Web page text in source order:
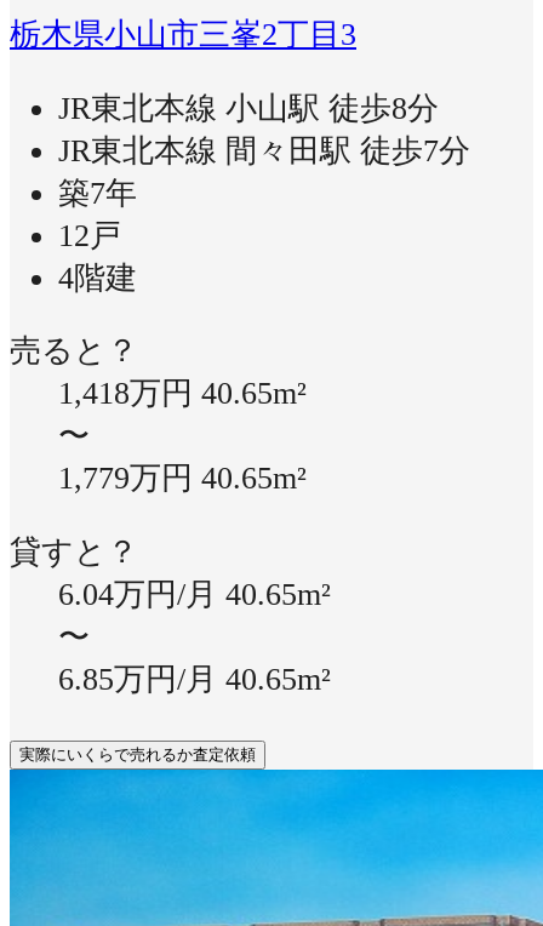
栃木県小山市三峯2丁目3
JR東北本線 小山駅 徒歩8分
JR東北本線 間々田駅 徒歩7分
築7年
12戸
4階建
売ると？
1,418万円 40.65m²
〜
1,779万円 40.65m²
貸すと？
6.04万円/月 40.65m²
〜
6.85万円/月 40.65m²
実際にいくらで売れるか査定依頼